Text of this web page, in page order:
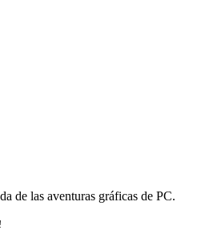
de las aventuras gráficas de PC.